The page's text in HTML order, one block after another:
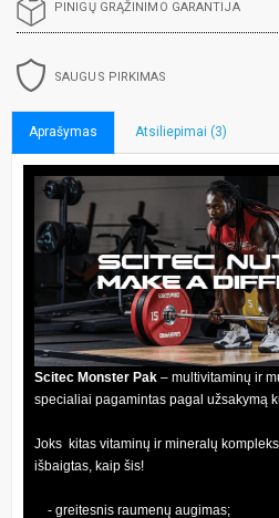
PINIGŲ GRĄŽINIMO GARANTIJA
SAUGUS PIRKIMAS
Aprašymas Atsiliepimai (3)
Scitec Monster Pak – multivitaminų ir
specialiai pagamintas pagal užsakymą
Joks kitas vitaminų ir mineralų
išbaigtas, kaip šis!
- greitesnis raumenų augimas;